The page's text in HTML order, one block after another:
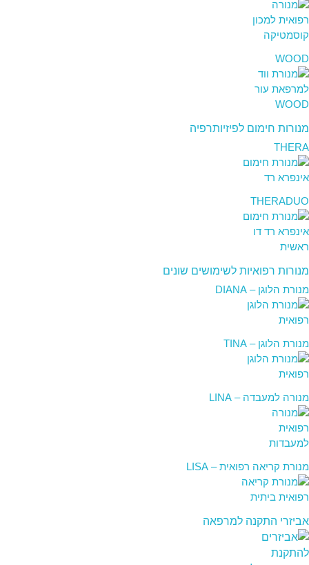
WOOD
מנורות חימום לפיזיותרפיה
THERA
THERADUO
מנורות רפואיות לשימושים שונים
מנורת הלוגן – DIANA
מנורת הלוגן – TINA
מנורה למעבדה – LINA
מנורת קריאה רפואית – LISA
אביזרי התקנה למרפאה